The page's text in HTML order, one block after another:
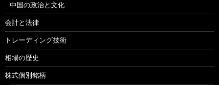
中国の政治と文化
会計と法律
トレーディング技術
相場の歴史
株式個別銘柄